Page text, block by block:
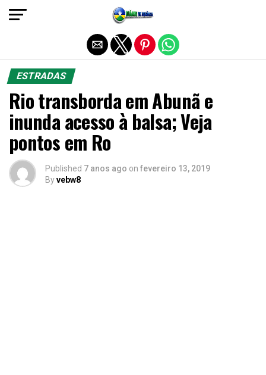
ESTRADAS
Rio transborda em Abunã e
inunda acesso à balsa; Veja
pontos em Ro
Published 7 anos ago on fevereiro 13, 2019
Byvebw8
Sair da versão mobile